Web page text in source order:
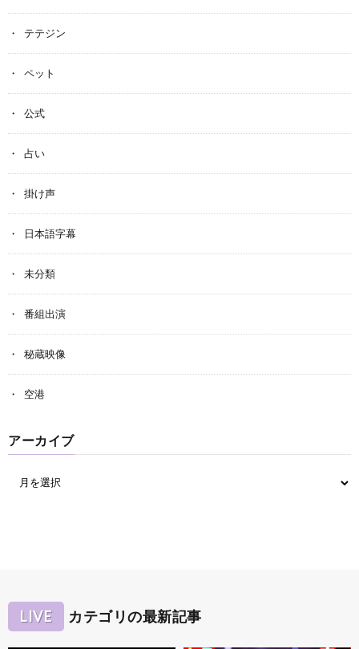
テテジン
ペット
公式
占い
掛け声
日本語字幕
未分類
番組出演
秘蔵映像
空港
アーカイブ
LIVE カテゴリの最新記事